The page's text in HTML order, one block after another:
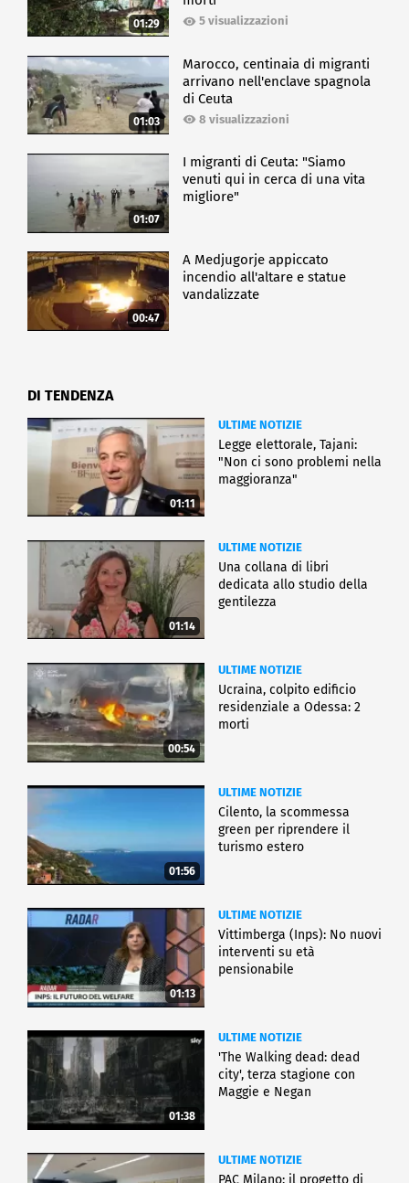
01:29 5 visualizzazioni
01:03
Marocco, centinaia di migranti
arrivano nell'enclave spagnola
di Ceuta
8 visualizzazioni
01:07
I migranti di Ceuta: "Siamo
venuti qui in cerca di una vita
migliore"
00:47
A Medjugorje appiccato
incendio all'altare e statue
vandalizzate
DI TENDENZA
01:11
ULTIME NOTIZIE
Legge elettorale, Tajani:
"Non ci sono problemi nella
maggioranza"
01:14
ULTIME NOTIZIE
Una collana di libri
dedicata allo studio della
gentilezza
00:54
ULTIME NOTIZIE
Ucraina, colpito edificio
residenziale a Odessa: 2
morti
01:56
ULTIME NOTIZIE
Cilento, la scommessa
green per riprendere il
turismo estero
01:13
ULTIME NOTIZIE
Vittimberga (Inps): No nuovi
interventi su età
pensionabile
01:38
ULTIME NOTIZIE
'The Walking dead: dead
city', terza stagione con
Maggie e Negan
ULTIME NOTIZIE